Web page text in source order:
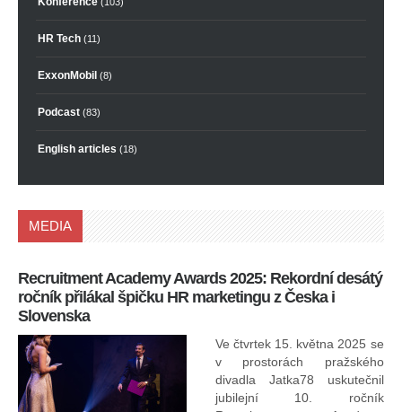
HR Tech (11)
ExxonMobil (8)
Podcast (83)
English articles (18)
MEDIA
Recruitment Academy Awards 2025: Rekordní desátý
ročník přilákal špičku HR marketingu z Česka i
Slovenska
Ve čtvrtek 15. května 2025 se
v prostorách pražského
divadla Jatka78 uskutečnil
jubilejní 10. ročník